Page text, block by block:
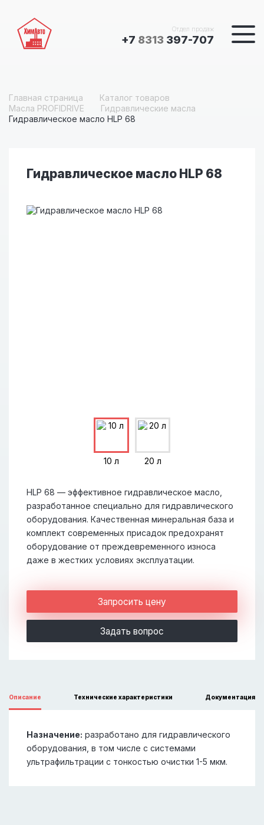
Отдел продаж
+7 8313 397-707
Главная страница
Каталог товаров
Масла PROFIDRIVE
Гидравлические масла
Гидравлическое масло HLP 68
Гидравлическое масло HLP 68
HLP 68 — эффективное гидравлическое масло,
разработанное специально для гидравлического
оборудования. Качественная минеральная база и
комплект современных присадок предохранят
оборудование от преждевременного износа
даже в жестких условиях эксплуатации.
10 л 20 л
Запросить цену
Задать вопрос
Описание Технические характеристики Документация
Назначение: разработано для гидравлического
оборудования, в том числе с системами
ультрафильтрации с тонкостью очистки 1-5 мкм.